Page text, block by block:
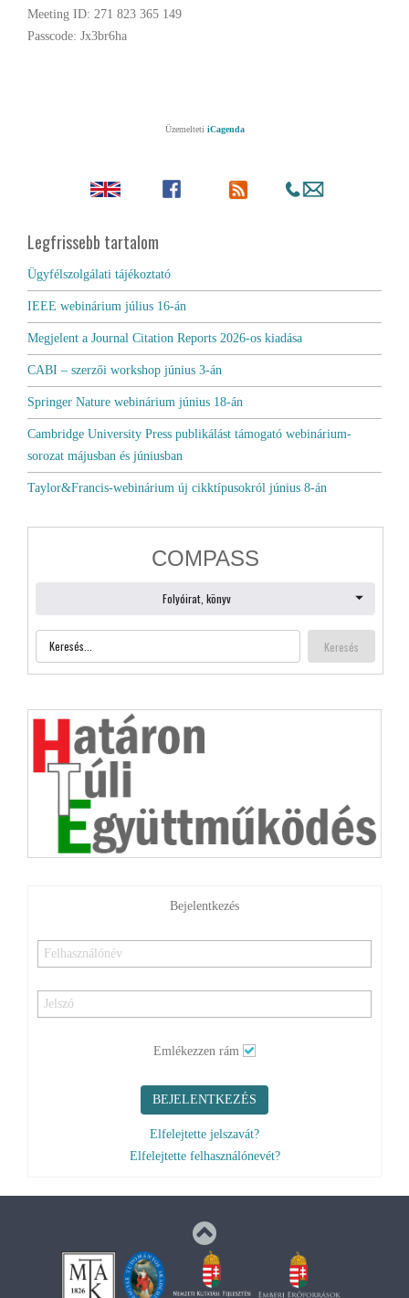
Meeting ID: 271 823 365 149
Passcode: Jx3br6ha
Üzemelteti iCagenda
Legfrissebb tartalom
Ügyfélszolgálati tájékoztató
IEEE webinárium július 16-án
Megjelent a Journal Citation Reports 2026-os kiadása
CABI – szerzői workshop június 3-án
Springer Nature webinárium június 18-án
Cambridge University Press publikálást támogató webinárium-
sorozat májusban és júniusban
Taylor&Francis-webinárium új cikktípusokról június 8-án
Bejelentkezés
Emlékezzen rám
BEJELENTKEZÉS
Elfelejtette jelszavát?
Elfelejtette felhasználónevét?